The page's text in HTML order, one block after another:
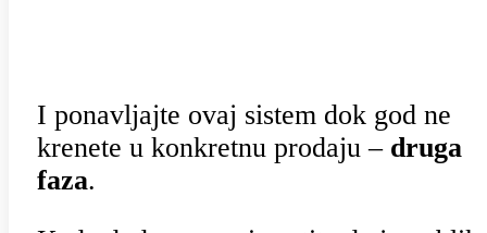
I ponavljajte ovaj sistem dok god ne
krenete u konkretnu prodaju – druga
faza.